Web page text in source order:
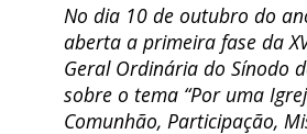
No dia 10 de outubro do
aberta a primeira fase da
Geral Ordinária do Sínodo
sobre o tema “Por uma
Comunhão, Participação,